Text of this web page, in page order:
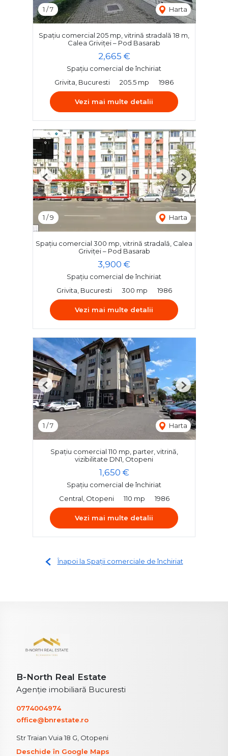
1 /7 Harta
Spațiu comercial 205 mp, vitrină stradală 18 m,
Calea Griviței – Pod Basarab
2,665 €
Spațiu comercial de închiriat
Grivita, Bucuresti
205.5 mp 1986
Vezi mai multe detalii
1 /9 Harta
Previous Next
Spațiu comercial 300 mp, vitrină stradală, Calea
Griviței – Pod Basarab
3,900 €
Spațiu comercial de închiriat
Grivita, Bucuresti
300 mp 1986
Vezi mai multe detalii
1 /7 Harta
Previous Next
Spațiu comercial 110 mp, parter, vitrină,
vizibilitate DN1, Otopeni
1,650 €
Spațiu comercial de închiriat
Central, Otopeni
110 mp 1986
Vezi mai multe detalii
Înapoi la Spații comerciale de închiriat
B-North Real Estate
Agenție imobiliară Bucuresti
0774004974
office@bnrestate.ro
Str Traian Vuia 18 G, Otopeni
Deschide în Google Maps